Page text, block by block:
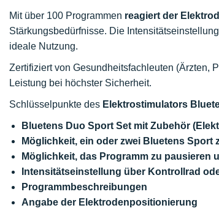
Mit über 100 Programmen reagiert der
Stärkungsbedürfnisse. Die
ideale Nutzung.
Zertifiziert von Gesundheitsfachleuten (Ärzten,
Leistung bei höchster Sicherheit.
Schlüsselpunkte des Elektrostimulators
Bluetens Duo Sport Set mit Zubehör
Möglichkeit, ein oder zwei Bluetens Sport
Möglichkeit, das Programm zu pausieren
Intensitätseinstellung über Kontrollrad
Programmbeschreibungen
Angabe der Elektrodenpositionierung